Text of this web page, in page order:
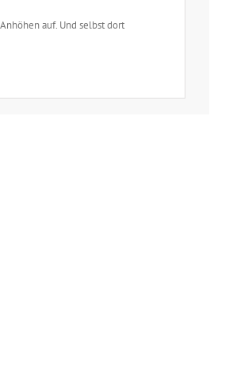
auf. Und selbst dort